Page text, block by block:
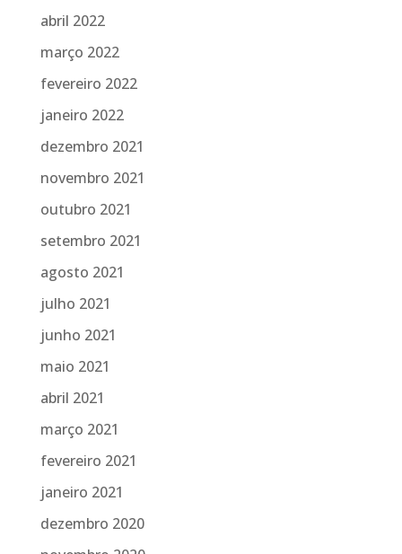
abril 2022
março 2022
fevereiro 2022
janeiro 2022
dezembro 2021
novembro 2021
outubro 2021
setembro 2021
agosto 2021
julho 2021
junho 2021
maio 2021
abril 2021
março 2021
fevereiro 2021
janeiro 2021
dezembro 2020